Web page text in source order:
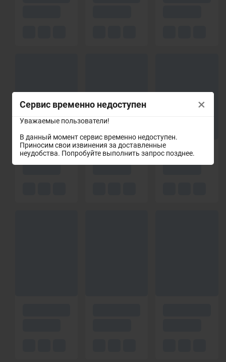
Сервис временно недоступен
Уважаемые пользователи!
В данный момент сервис временно недоступен.
Приносим свои извинения за доставленные
неудобства. Попробуйте выполнить запрос позднее.
×